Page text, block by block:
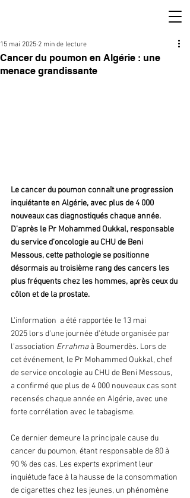
Cancer du poumon en Algérie : une
menace grandissante
15 mai 2025 2 min de lecture
Le cancer du poumon connaît une progression
inquiétante en Algérie, avec plus de 4 000
nouveaux cas diagnostiqués chaque année.
D’après le Pr Mohammed Oukkal, responsable
du service d’oncologie au CHU de Beni
Messous, cette pathologie se positionne
désormais au troisième rang des cancers les
plus fréquents chez les hommes, après ceux du
côlon et de la prostate.
L'information  a été rapportée le 13 mai
2025 lors d'une journée d'étude organisée par
l'association Errahma à Boumerdès. Lors de
cet événement, le Pr Mohammed Oukkal, chef
de service oncologie au CHU de Beni Messous,
a confirmé que plus de 4 000 nouveaux cas sont
recensés chaque année en Algérie, avec une
forte corrélation avec le tabagisme.
Ce dernier demeure la principale cause du
cancer du poumon, étant responsable de 80 à
90 % des cas. Les experts expriment leur
inquiétude face à la hausse de la consommation
de cigarettes chez les jeunes, un phénomène